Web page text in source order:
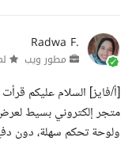
Radwa F.
مطور ويب
[أ/فايز] السلام عليكم
متجر إلكتروني بسيط
ولوحة تحكم سهلة، دون